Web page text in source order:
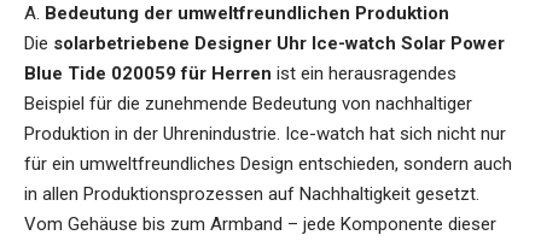
A. Bedeutung der umweltfreundlichen Produktion
Die solarbetriebene Designer Uhr Ice-watch Solar Power
Blue Tide 020059 für Herren ist ein herausragendes
Beispiel für die zunehmende Bedeutung von nachhaltiger
Produktion in der Uhrenindustrie. Ice-watch hat sich nicht nur
für ein umweltfreundliches Design entschieden, sondern auch
in allen Produktionsprozessen auf Nachhaltigkeit gesetzt.
Vom Gehäuse bis zum Armband – jede Komponente dieser